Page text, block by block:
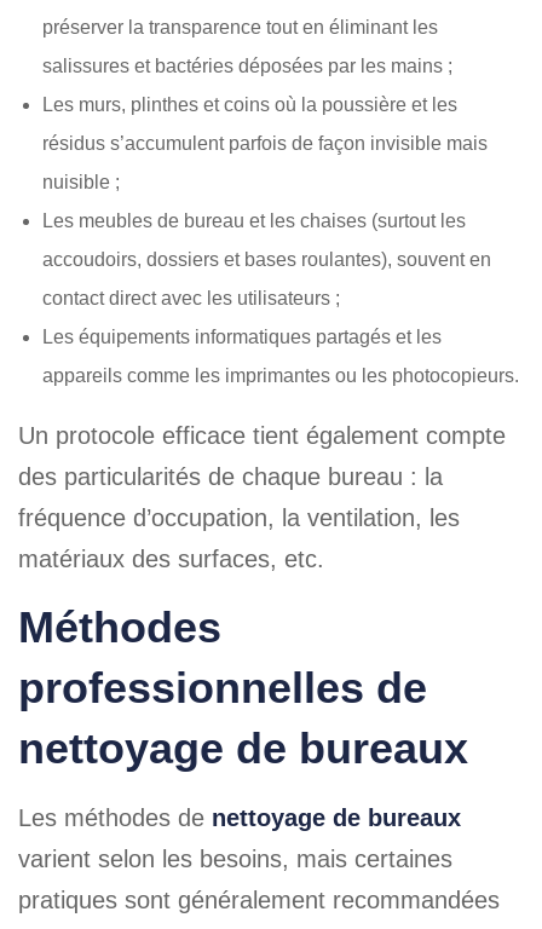
préserver la transparence tout en éliminant les
salissures et bactéries déposées par les mains ;
Les murs, plinthes et coins où la poussière et les
résidus s’accumulent parfois de façon invisible mais
nuisible ;
Les meubles de bureau et les chaises (surtout les
accoudoirs, dossiers et bases roulantes), souvent en
contact direct avec les utilisateurs ;
Les équipements informatiques partagés et les
appareils comme les imprimantes ou les photocopieurs.
Un protocole efficace tient également compte
des particularités de chaque bureau : la
fréquence d’occupation, la ventilation, les
matériaux des surfaces, etc.
Méthodes
professionnelles de
nettoyage de bureaux
Les méthodes de nettoyage de bureaux
varient selon les besoins, mais certaines
pratiques sont généralement recommandées